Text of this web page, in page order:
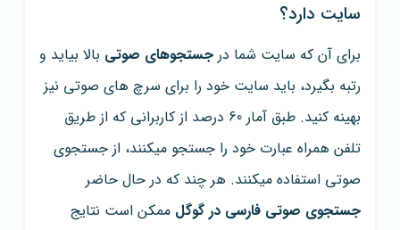
سایت دارد؟
برای آن که سایت شما در جستجوهای صوتی بالا بیاید و
رتبه بگیرد، باید سایت خود را برای سرچ های صوتی نیز
بهینه کنید. طبق آمار 60 درصد از کاربرانی که از طریق
تلفن همراه عبارت خود را جستجو میکنند، از جستجوی
صوتی استفاده میکنند. هر چند که در حال حاضر
جستجوی صوتی فارسی در گوگل ممکن است نتایج